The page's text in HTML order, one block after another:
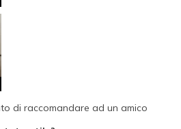
di raccomandare ad un amico